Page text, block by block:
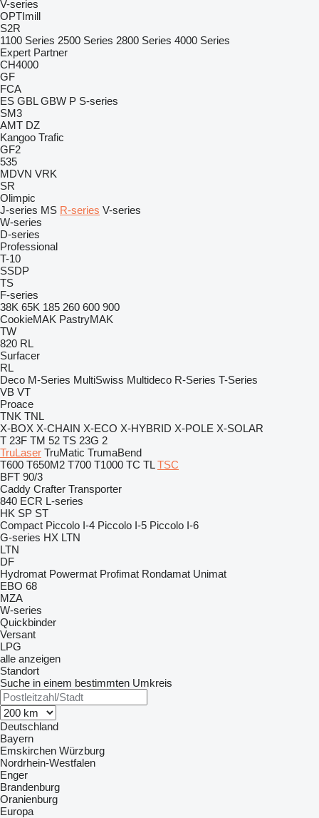
V-series
OPTImill
S2R
1100 Series 2500 Series 2800 Series 4000 Series
Expert Partner
CH4000
GF
FCA
ES GBL GBW P S-series
SM3
AMT DZ
Kangoo Trafic
GF2
535
MDVN VRK
SR
Olimpic
J-series MS R-series V-series
W-series
D-series
Professional
T-10
SSDP
TS
F-series
38K 65K 185 260 600 900
CookieMAK PastryMAK
TW
820 RL
Surfacer
RL
Deco M-Series MultiSwiss Multideco R-Series T-Series
VB VT
Proace
TNK TNL
X-BOX X-CHAIN X-ECO X-HYBRID X-POLE X-SOLAR
T 23F TM 52 TS 23G 2
TruLaser TruMatic TrumaBend
T600 T650M2 T700 T1000 TC TL TSC
BFT 90/3
Caddy Crafter Transporter
840 ECR L-series
HK SP ST
Compact Piccolo I-4 Piccolo I-5 Piccolo I-6
G-series HX LTN
LTN
DF
Hydromat Powermat Profimat Rondamat Unimat
EBO 68
MZA
W-series
Quickbinder
Versant
LPG
alle anzeigen
Standort
Suche in einem bestimmten Umkreis
Deutschland
Bayern
Emskirchen Würzburg
Nordrhein-Westfalen
Enger
Brandenburg
Oranienburg
Europa